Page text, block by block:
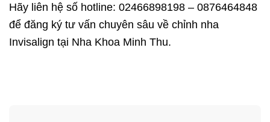
Hãy liên hệ số hotline: 02466898198 – 0876464848
để đăng ký tư vấn chuyên sâu về chỉnh nha
Invisalign tại Nha Khoa Minh Thu.